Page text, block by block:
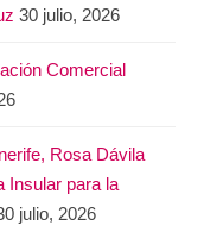
30 julio, 2026
Comercial
Rosa Dávila
Insular para la
julio, 2026